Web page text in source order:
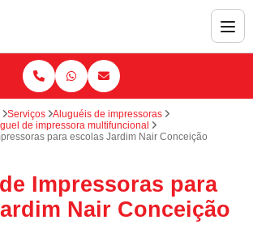
Serviços
Aluguéis de impressoras
de impressora multifuncional
para escolas Jardim Nair Conceição
Impressoras para
Nair Conceição